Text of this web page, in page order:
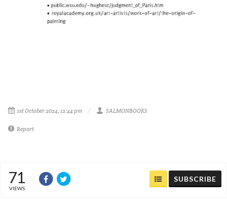
1st October 2024, 12:44 pm SALMONBOOKS
Report
71
VIEWS
SUBSCRIBE